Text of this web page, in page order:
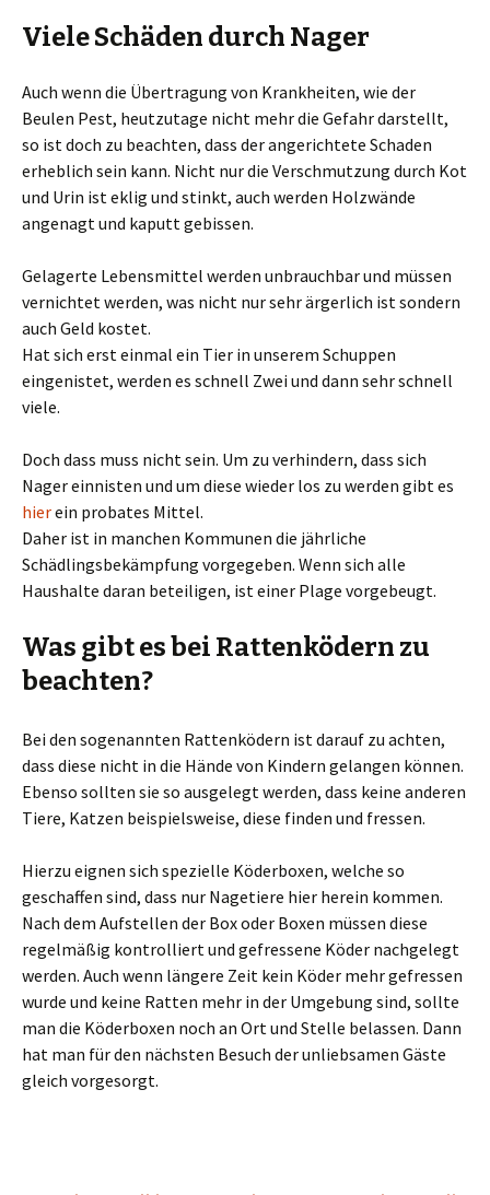
Viele Schäden durch Nager
Auch wenn die Übertragung von Krankheiten, wie der
Beulen Pest, heutzutage nicht mehr die Gefahr darstellt,
so ist doch zu beachten, dass der angerichtete Schaden
erheblich sein kann. Nicht nur die Verschmutzung durch Kot
und Urin ist eklig und stinkt, auch werden Holzwände
angenagt und kaputt gebissen.
Gelagerte Lebensmittel werden unbrauchbar und müssen
vernichtet werden, was nicht nur sehr ärgerlich ist sondern
auch Geld kostet.
Hat sich erst einmal ein Tier in unserem Schuppen
eingenistet, werden es schnell Zwei und dann sehr schnell
viele.
Doch dass muss nicht sein. Um zu verhindern, dass sich
Nager einnisten und um diese wieder los zu werden gibt es
hierein probates Mittel.
Daher ist in manchen Kommunen die jährliche
Schädlingsbekämpfung vorgegeben. Wenn sich alle
Haushalte daran beteiligen, ist einer Plage vorgebeugt.
Was gibt es bei Rattenködern zu
beachten?
Bei den sogenannten Rattenködern ist darauf zu achten,
dass diese nicht in die Hände von Kindern gelangen können.
Ebenso sollten sie so ausgelegt werden, dass keine anderen
Tiere, Katzen beispielsweise, diese finden und fressen.
Hierzu eignen sich spezielle Köderboxen, welche so
geschaffen sind, dass nur Nagetiere hier herein kommen.
Nach dem Aufstellen der Box oder Boxen müssen diese
regelmäßig kontrolliert und gefressene Köder nachgelegt
werden. Auch wenn längere Zeit kein Köder mehr gefressen
wurde und keine Ratten mehr in der Umgebung sind, sollte
man die Köderboxen noch an Ort und Stelle belassen. Dann
hat man für den nächsten Besuch der unliebsamen Gäste
gleich vorgesorgt.